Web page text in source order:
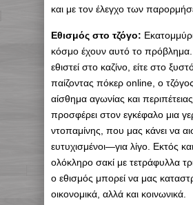
και με τον έλεγχο των
Εθισμός στο τζόγο:
κόσμο έχουν αυτό το πρόβλημα.
εθιστεί στο καζίνο, είτε στο
παίζοντας πόκερ online, ο
αίσθημα αγωνίας και
προσφέρει στον εγκέφαλο μια
ντοπαμίνης, που μας κάνει να
ευτυχισμένοι—για λίγο. Εκτός
ολόκληρο σακί με τετράφυλλα
ο εθισμός μπορεί να μας
οικονομικά, αλλά και κοινωνικά.